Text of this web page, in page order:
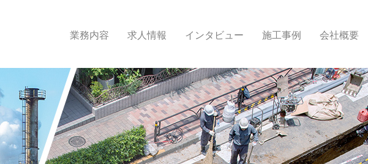
業務内容 求人情報 インタビュー 施工事例 会社概要